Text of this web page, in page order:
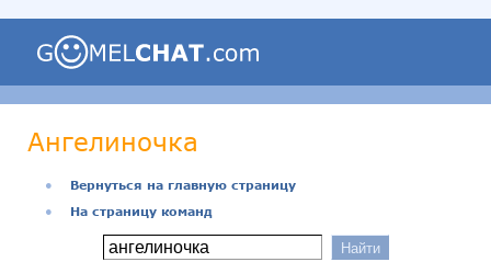
Ангелиночка
●
Вернуться на главную страницу
●
На страницу команд